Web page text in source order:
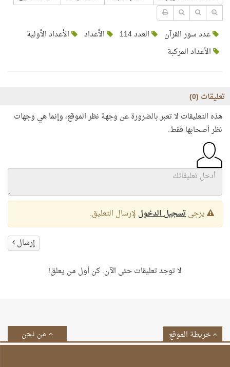
عدد سور القرآن العدد 114 الأعداد
الأعداد الأولية
الأعداد المركبة
تعليقات (0
)
هذه التعليقات لا تعبر بالضرورة عن وجهة نظر الموقع، وإنما هي وجهات
نظر أصحابها فقط.
يرجىتسجيل الدخول لإرسال التعليق.
إرسال
لا توجد تعليقات حتى الآن. كن أول من يعلق!
من نحن خريطة الموقع